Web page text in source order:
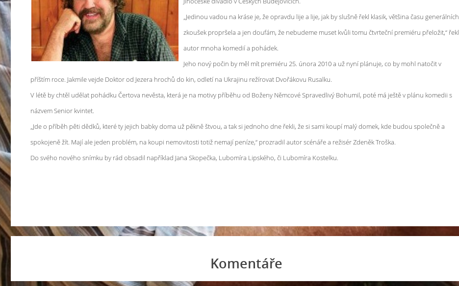
„Jedinou vadou na kráse je, že opravdu lije a lije, jak by slušně řekl klasik, většina času generálních
zkoušek propršela a jen doufám, že nebudeme muset kvůli tomu čtvrteční premiéru přeložit,“ řekl
autor mnoha komedií a pohádek.
Jeho nový počin by měl mít premiéru 25. února 2010 a už nyní plánuje, co by mohl natočit v
příštím roce. Jakmile vejde Doktor od Jezera hrochů do kin, odletí na Ukrajinu režírovat Dvořákovu Rusalku.
V létě by chtěl udělat pohádku Čertova nevěsta, která je na motivy příběhu od Boženy Němcové Spravedlivý Bohumil, poté má ještě v plánu komedii s
názvem Senior kvintet.
„Jde o příběh pěti dědků, které ty jejich babky doma už pěkně štvou, a tak si jednoho dne řekli, že si sami koupí malý domek, kde budou společně a
spokojeně žít. Mají ale jeden problém, na koupi nemovitosti totiž nemají peníze,“ prozradil autor scénáře a režisér Zdeněk Troška.
Do svého nového snímku by rád obsadil například Jana Skopečka, Lubomíra Lipského, či Lubomíra Kostelku.
Komentáře